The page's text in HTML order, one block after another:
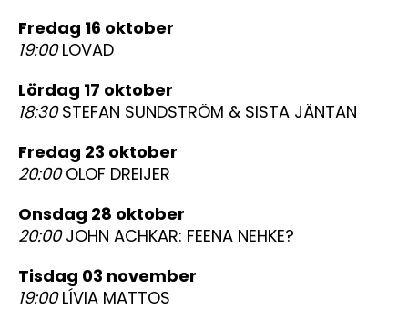
fredag 16 oktober
19:00LOVAD
lördag 17 oktober
18:30STEFAN SUNDSTRÖM & SISTA JÄNTAN
fredag 23 oktober
20:00OLOF DREIJER
onsdag 28 oktober
20:00JOHN ACHKAR: FEENA NEHKE?
tisdag 03 november
19:00LÍVIA MATTOS